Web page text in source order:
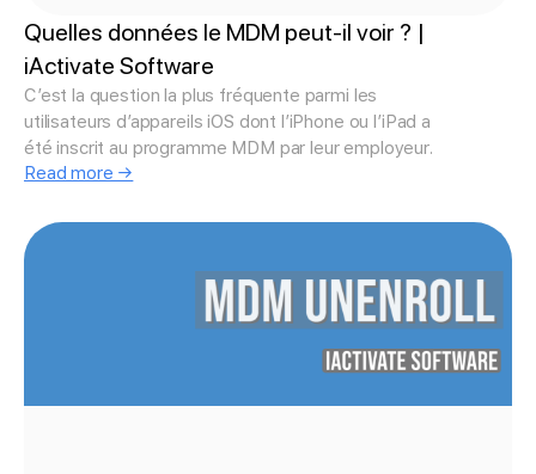
Quelles données le MDM peut-il voir ? |
iActivate Software
C’est la question la plus fréquente parmi les
utilisateurs d’appareils iOS dont l’iPhone ou l’iPad a
été inscrit au programme MDM par leur employeur.
Read more →